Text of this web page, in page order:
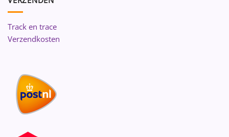
Track en trace
Verzendkosten